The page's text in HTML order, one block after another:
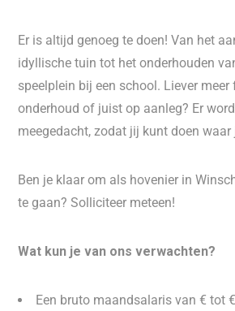
Er is altijd genoeg te doen! Van het
idyllische tuin tot het onderhouden
speelplein bij een school. Liever meer
onderhoud of juist op aanleg? Er
meegedacht, zodat jij kunt doen waar
Ben je klaar om als hovenier in
te gaan? Solliciteer meteen!
Wat kun je van ons verwachten?
Een bruto maandsalaris van € tot €